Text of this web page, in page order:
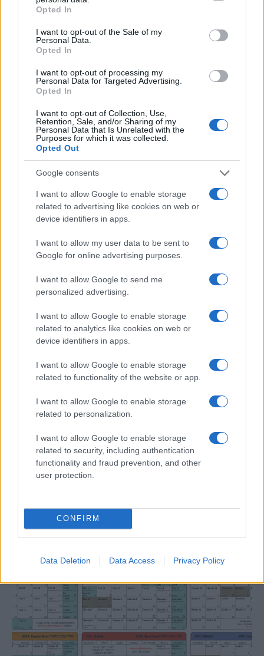
grant or deny consent to Google and its third-party tags to
use your data for below specified purposes in below Google
consent section.
Opted In
I want to opt-out of the Sale of my
Personal Data.
Opted In
I want to opt-out of processing my
Personal Data for Targeted Advertising.
Opted In
I want to opt-out of Collection, Use,
Retention, Sale, and/or Sharing of my
Personal Data that Is Unrelated with the
Purposes for which it was collected.
Opted Out
Google consents
I want to allow Google to enable storage
related to advertising like cookies on web or
device identifiers in apps.
I want to allow my user data to be sent to
Google for online advertising purposes.
I want to allow Google to send me
personalized advertising.
I want to allow Google to enable storage
related to analytics like cookies on web or
device identifiers in apps.
I want to allow Google to enable storage
related to functionality of the website or app.
I want to allow Google to enable storage
related to personalization.
I want to allow Google to enable storage
related to security, including authentication
functionality and fraud prevention, and other
user protection.
CONFIRM
Data Deletion Data Access Privacy Policy
Moussa Faki Mahamat viszont védte
Kijelentette, hogy az Afrikai Unió
elkötelezettsége a független palesztin állam
létrehozása mellett „változatlan és csakis
tovább erősödhet”. Az afrikai politikus
megfigyelői tagsága az Európai Unióban
„eszköz lehet a béke szolgálatában”.
Algéria háborúra készül Marokkóval,
bepánikolt az izraeli fegyverek miatt
Lesújtva fogadtuk a hírt: meghalt a Rebbe
bizalmasa